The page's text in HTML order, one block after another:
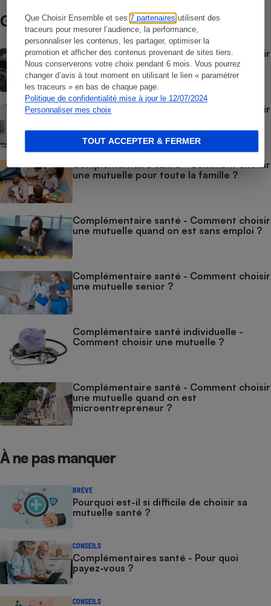
Que Choisir Ensemble et ses7 partenaires utilisent des
traceurs pour mesurer l’audience, la performance,
personnaliser les contenus, les partager, optimiser la
promotion et afficher des contenus provenant de sites tiers.
Nous conserverons votre choix pendant 6 mois. Vous pourrez
changer d’avis à tout moment en utilisant le lien « paramétrer
les traceurs » en bas de chaque page.
Politique de confidentialité mise à jour le 12/07/2024
Personnaliser mes choix
TOUT ACCEPTER & FERMER
Guide d’achat
Complémentaire santé - Comment choisir
une mutuelle pour fonctionnaires et
militaires ?
Complémentaire santé - Comment choisir
professionnels libéraux ?
Complémentaire santé - Comment choisir
une mutuelle pour toute la famille ?
Complémentaire santé - Comment choisir
une mutuelle quand on est sans emploi ?
Complémentaire santé - Comment choisir
une mutuelle senior ?
Complémentaire santé individuelle -
Comment choisir une mutuelle ?
Complémentaire santé - Comment choisir
une mutuelle quand on est
microentrepreneur ?
À ne pas manquer
BRÈVE
Pourquoi est-il si difficile de choisir sa
mutuelle santé ?
CONSEILS
Complémentaires santé - Pour quoi
payez-vous ?
CONSEILS